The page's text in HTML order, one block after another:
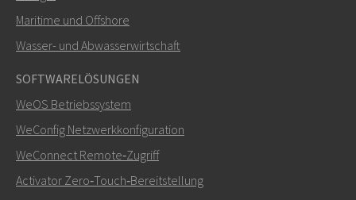
Maritime und Offshore
Wasser- und Abwasserwirtschaft
SOFTWARELÖSUNGEN
WeOS Betriebssystem
WeConfig Netzwerkkonfiguration
WeConnect Remote‑Zugriff
Activator Zero‑Touch‑Bereitstellung